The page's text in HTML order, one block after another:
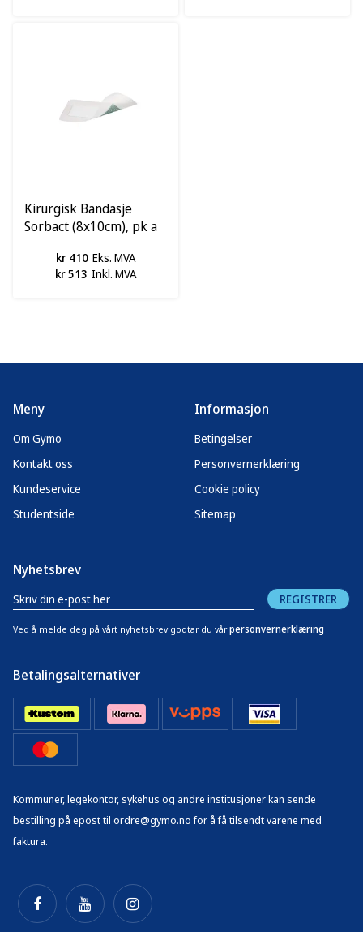
Kirurgisk Bandasje
Sorbact (8x10cm), pk a
kr 410 Eks. MVA
kr 513 Inkl. MVA
Meny
Om Gymo
Kontakt oss
Kundeservice
Studentside
Informasjon
Betingelser
Personvernerklæring
Cookie policy
Sitemap
Nyhetsbrev
REGISTRER
Ved å melde deg på vårt nyhetsbrev godtar du vår personvernerklæring
Betalingsalternativer
Kommuner, legekontor, sykehus og andre institusjoner kan sende
bestilling på epost til ordre@gymo.no for å få tilsendt varene med
faktura.